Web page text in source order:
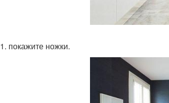
1. покажите ножки.